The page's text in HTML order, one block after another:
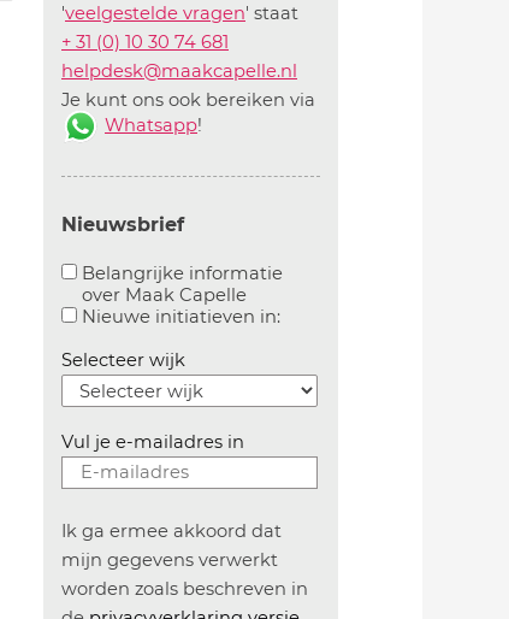
'veelgestelde vragen' staat
+ 31 (0) 10 30 74 681
helpdesk@maakcapelle.nl
Je kunt ons ook bereiken via
Whatsapp!
Nieuwsbrief
Belangrijke informatie
over Maak Capelle
Aanvinken om belangrijke informatie over
Nieuwe initiatieven in:Aanvinken om
Selecteer wijk
Vul je e-mailadres in
Ik ga ermee akkoord dat
mijn gegevens verwerkt
worden zoals beschreven in